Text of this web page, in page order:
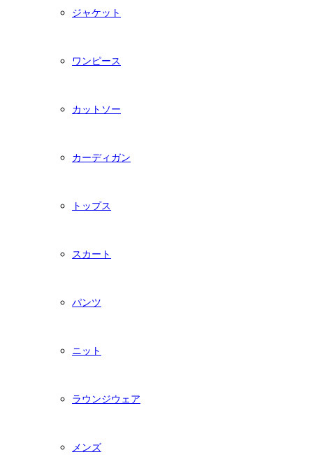
ジャケット
ワンピース
カットソー
カーディガン
トップス
スカート
パンツ
ニット
ラウンジウェア
メンズ